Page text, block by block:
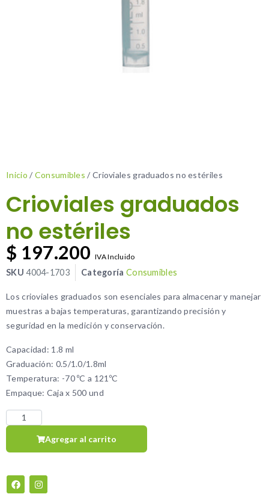
Inicio / Consumibles / Crioviales graduados no estériles
Crioviales graduados
no estériles
$ 197.200 IVA Incluido
SKU4004-1703 Categoría Consumibles
Los crioviales graduados son esenciales para almacenar y manejar
muestras a bajas temperaturas, garantizando precisión y
seguridad en la medición y conservación.
Capacidad: 1.8 ml
Graduación: 0.5/1.0/1.8ml
Temperatura: -70 ºC a 121ºC
Empaque: Caja x 500 und
Agregar al carrito